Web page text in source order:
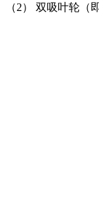
（2） 双吸叶轮（